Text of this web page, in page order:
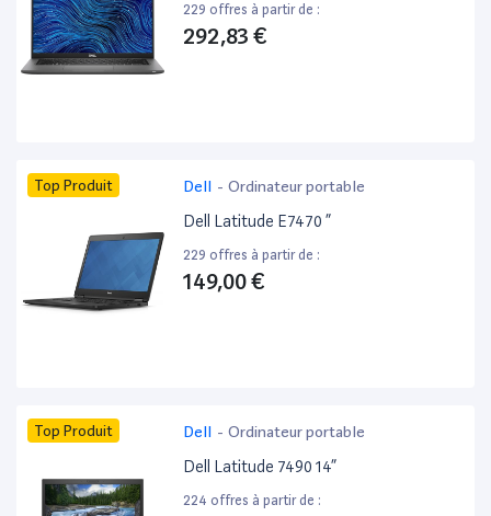
229 offres à partir de :
292,83 €
Top Produit Dell - Ordinateur portable
Dell Latitude E7470 ”
229 offres à partir de :
149,00 €
Top Produit Dell - Ordinateur portable
Dell Latitude 7490 14”
224 offres à partir de :